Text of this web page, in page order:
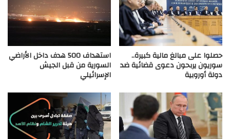
حصلوا على مبالغ مالية كبيرة..
سوريون يربحون دعوى قضائية ضد
دولة أوروبية
استهداف 500 هدف داخل الأراضي
السورية من قبل الجيش
الإسرائيلي